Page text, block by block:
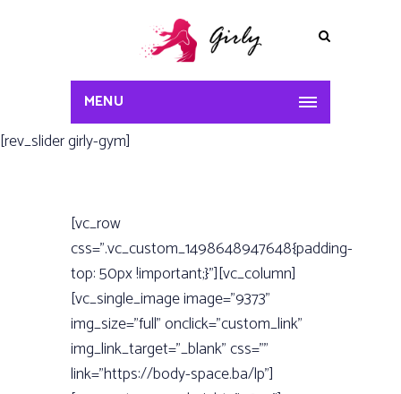
MENU
[rev_slider girly-gym]
[vc_row
css=”.vc_custom_1498648947648{padding-
top: 50px !important;}”][vc_column]
[vc_single_image image=”9373”
img_size=”full” onclick=”custom_link”
img_link_target=”_blank” css=””
link=”https://body-space.ba/lp”]